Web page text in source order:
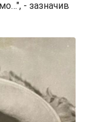
- зазначив